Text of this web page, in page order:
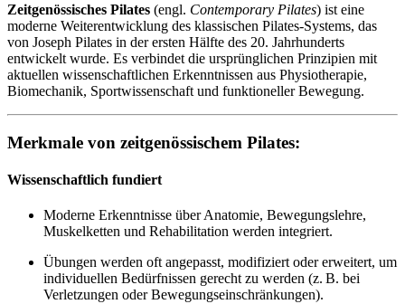
Zeitgenössisches Pilates (engl. Contemporary Pilates) ist eine
moderne Weiterentwicklung des klassischen Pilates-Systems, das
von Joseph Pilates in der ersten Hälfte des 20. Jahrhunderts
entwickelt wurde. Es verbindet die ursprünglichen Prinzipien mit
aktuellen wissenschaftlichen Erkenntnissen aus Physiotherapie,
Biomechanik, Sportwissenschaft und funktioneller Bewegung.
Merkmale von zeitgenössischem Pilates:
Wissenschaftlich fundiert
Moderne Erkenntnisse über Anatomie, Bewegungslehre,
Muskelketten und Rehabilitation werden integriert.
Übungen werden oft angepasst, modifiziert oder erweitert, um
individuellen Bedürfnissen gerecht zu werden (z. B. bei
Verletzungen oder Bewegungseinschränkungen).